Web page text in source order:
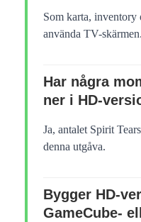
Som karta, inventory
använda TV-skärmen.
Har några
ner i HD-
Ja, antalet Spirit
denna utgåva.
Bygger HD-
GameCube-